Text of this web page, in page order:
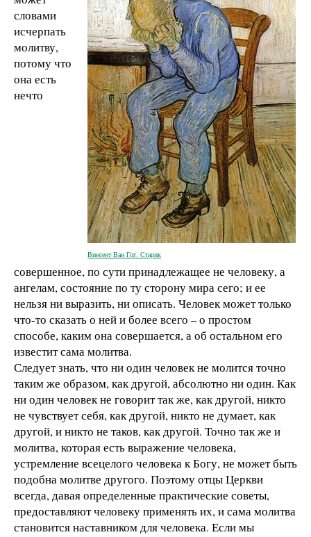
Винсент Ван Гог. Старик
словами
исчерпать
молитву,
потому что
она есть
нечто
совершенное, по сути принадлежащее не человеку, а
ангелам, состояние по ту сторону мира сего; и ее
нельзя ни выразить, ни описать. Человек может только
что-то сказать о ней и более всего – о простом
способе, каким она совершается, а об остальном его
известит сама молитва.
Следует знать, что ни один человек не молится точно
таким же образом, как другой, абсолютно ни один. Как
ни один человек не говорит так же, как другой, никто
не чувствует себя, как другой, никто не думает, как
другой, и никто не таков, как другой. Точно так же и
молитва, которая есть выражение человека,
устремление всецелого человека к Богу, не может быть
подобна молитве другого. Поэтому отцы Церкви
всегда, давая определенные практические советы,
предоставляют человеку применять их, и сама молитва
становится наставником для человека. Если мы